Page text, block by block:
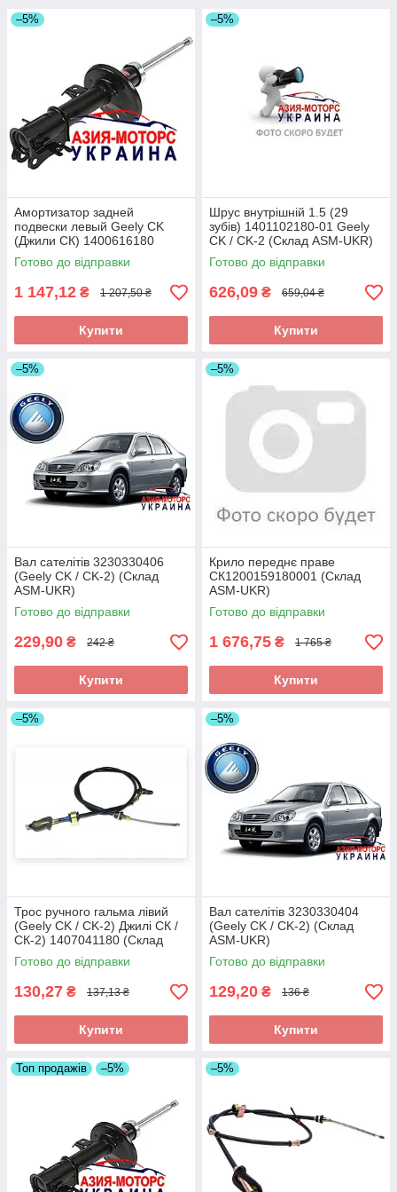
–5%
Амортизатор задней
подвески левый Geely CK
(Джили СК) 1400616180
(Склад ASM-UKR)
Готово до відправки
1 147,12 ₴ 1 207,50 ₴
Купити
–5%
Шрус внутрішній 1.5 (29
зубів) 1401102180-01 Geely
CK / CK-2 (Склад ASM-UKR)
Готово до відправки
626,09 ₴ 659,04 ₴
Купити
–5%
Вал сателітів 3230330406
(Geely CK / CK-2) (Склад
ASM-UKR)
Готово до відправки
229,90 ₴ 242 ₴
Купити
–5%
Крило переднє праве
СК1200159180001 (Склад
ASM-UKR)
Готово до відправки
1 676,75 ₴ 1 765 ₴
Купити
–5%
Трос ручного гальма лівий
(Geely CK / CK-2) Джилі СК /
СК-2) 1407041180 (Склад
ASM-UKR)
Готово до відправки
130,27 ₴ 137,13 ₴
Купити
–5%
Вал сателітів 3230330404
(Geely CK / CK-2) (Склад
ASM-UKR)
Готово до відправки
129,20 ₴ 136 ₴
Купити
Топ продажів –5% –5%